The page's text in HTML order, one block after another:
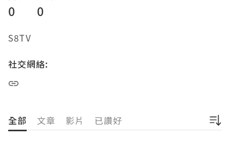
0 0
S8TV
社交網絡:
全部 文章 影片 已讚好